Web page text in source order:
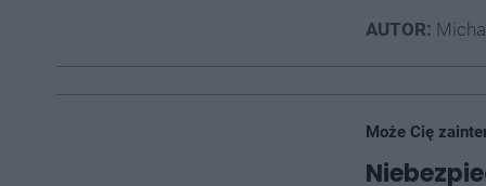
AUTOR:
Może Cię